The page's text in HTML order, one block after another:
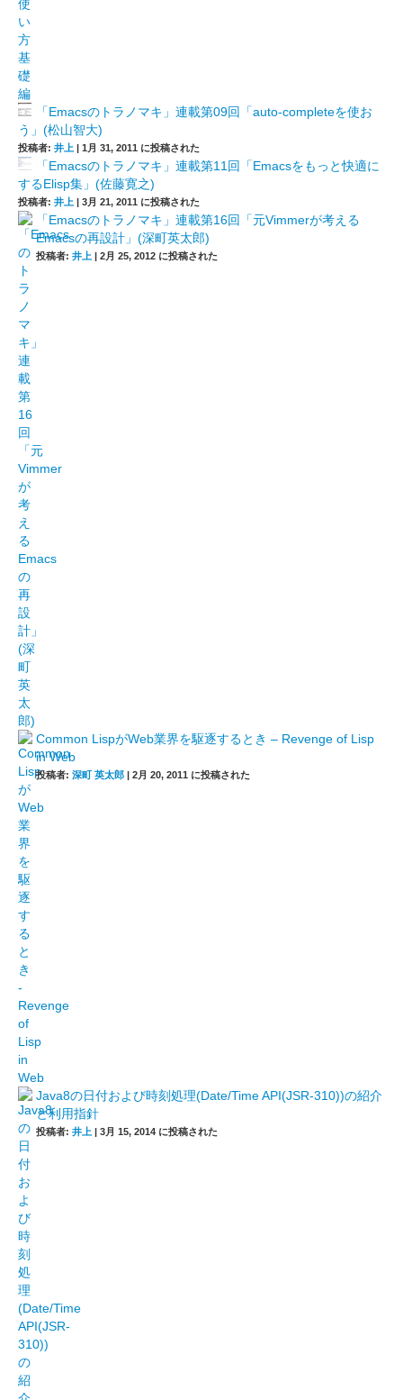
「Emacsのトラノマキ」連載第09回「auto-completeを使お
う」(松山智大)
投稿者: 井上 | 1月 31, 2011 に投稿された
「Emacsのトラノマキ」連載第11回「Emacsをもっと快適に
するElisp集」(佐藤寛之)
投稿者: 井上 | 3月 21, 2011 に投稿された
「Emacsのトラノマキ」連載第16回「元Vimmerが考える
Emacsの再設計」(深町英太郎)
投稿者: 井上 | 2月 25, 2012 に投稿された
Common LispがWeb業界を駆逐するとき – Revenge of Lisp
in Web
投稿者: 深町 英太郎 | 2月 20, 2011 に投稿された
Java8の日付および時刻処理(Date/Time API(JSR-310))の紹介
と利用指針
投稿者: 井上 | 3月 15, 2014 に投稿された